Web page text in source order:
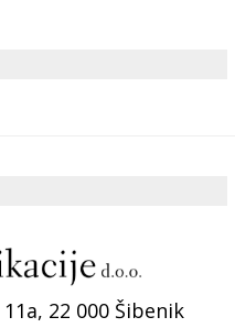
22 000 Šibenik